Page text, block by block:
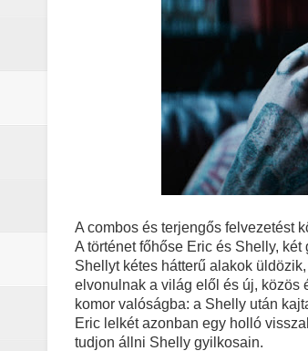
A combos és terjengős felvezetést
A történet főhőse Eric és Shelly,
Shellyt kétes hátterű alakok
elvonulnak a világ elől és új, közös
komor valóságba: a Shelly után
Eric lelkét azonban egy holló
tudjon állni Shelly gyilkosain.